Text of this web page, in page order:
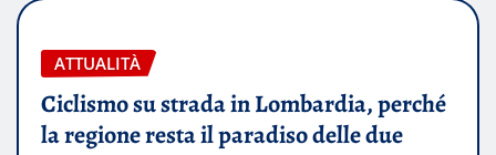
ATTUALITÀ
Ciclismo su strada in Lombardia, perché
la regione resta il paradiso delle due